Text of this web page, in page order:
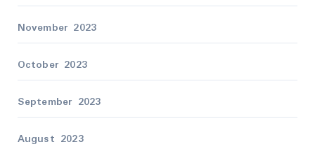
November 2023
October 2023
September 2023
August 2023